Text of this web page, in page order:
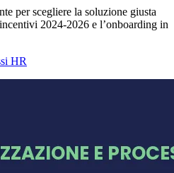
per scegliere la soluzione giusta
2024-2026 e l’onboarding in
HR